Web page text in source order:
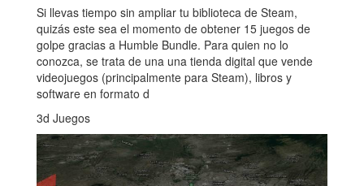
Si llevas tiempo sin ampliar tu biblioteca de Steam,
quizás este sea el momento de obtener 15 juegos de
golpe gracias a Humble Bundle. Para quien no lo
conozca, se trata de una una tienda digital que vende
videojuegos (principalmente para Steam), libros y
software en formato d
3d Juegos